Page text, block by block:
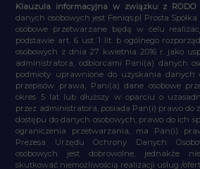
Klauzula informacyjna w związku z RODO
danych osobowych jest Feniqs.pl Prosta
osobowe przetwarzane będą w celu
podstawie art. 6 ust. 1 lit. b ogólnego
osobowych z dnia 27 kwietnia 2016 r. jako
administratora, odbiorcami Pani(a) danych
podmioty uprawnione do uzyskania danych
przepisów prawa, Pani(a) dane osobowe
okres 5 lat lub dłuższy w oparciu o
przez administratora, posiada Pan(i) prawo do
dostępu do danych osobowych, prawo do ich
ograniczenia przetwarzania, ma Pan(i)
Prezesa Urzędu Ochrony Danych
osobowych jest dobrowolne, jednakże
skutkować niemożliwością realizacji usług /